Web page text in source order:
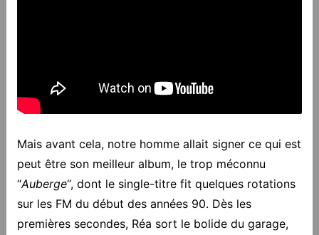
Mais avant cela, notre homme allait signer ce qui est
peut être son meilleur album, le trop méconnu
“Auberge“, dont le single-titre fit quelques rotations
sur les FM du début des années 90. Dès les
premières secondes, Réa sort le bolide du garage,